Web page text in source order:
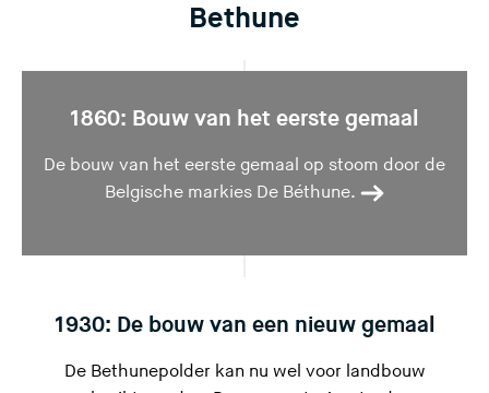
z
s
e
Bethune
1860: Bouw van het eerste gemaal
De bouw van het eerste gemaal op stoom door de
Belgische markies De Béthune.
1930: De bouw van een nieuw gemaal
De Bethunepolder kan nu wel voor landbouw